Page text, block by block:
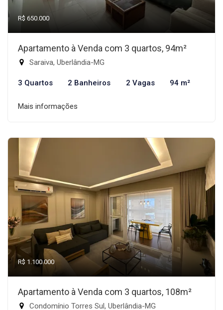
R$ 650.000
Apartamento à Venda com 3 quartos, 94m²
Saraiva, Uberlândia-MG
3 Quartos 2 Banheiros 2 Vagas 94 m²
Mais informações
R$ 1.100.000
Apartamento à Venda com 3 quartos, 108m²
Condomínio Torres Sul, Uberlândia-MG